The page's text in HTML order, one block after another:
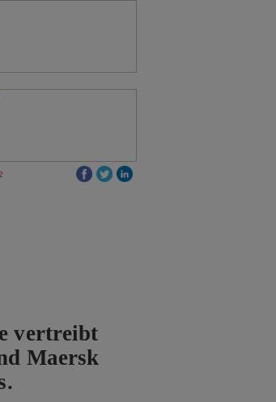
vertreibt
Maersk